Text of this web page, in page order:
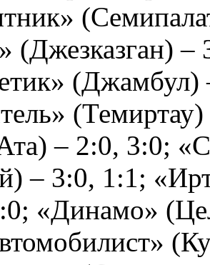
(Джезказган) –
(Джамбул)
– 2:0, 3:0;
– 3:0, 1:1;
«Динамо»